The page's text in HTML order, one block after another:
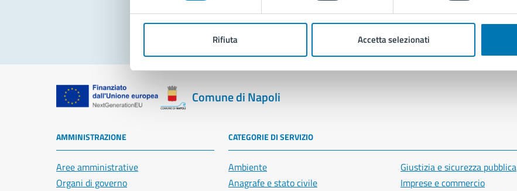
Rifiuta Accetta selezionati
Segnala disservizio
Comune di Napoli
AMMINISTRAZIONE
Aree amministrative
Organi di governo
CATEGORIE DI SERVIZIO
Ambiente
Anagrafe e stato civile
Giustizia e sicurezza pubblica
Imprese e commercio